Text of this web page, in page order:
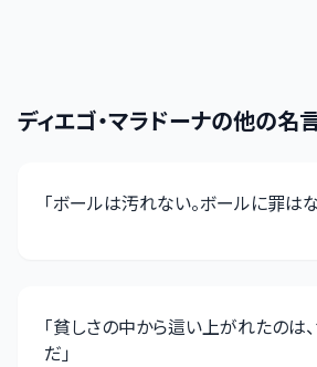
ディエゴ・マラドーナの他の名
「ボールは汚れない。ボールに罪は
「貧しさの中から這い上がれたのは
だ」